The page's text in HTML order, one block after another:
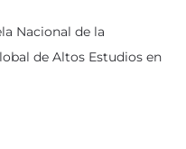
Nacional de la
de Altos Estudios en